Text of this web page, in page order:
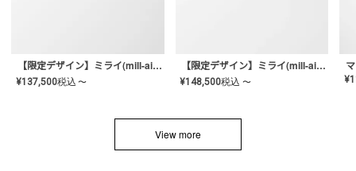
【限定デザイン】ミライ(mill-ai)リング
¥137,500税込 〜
【限定デザイン】ミライ(mill-ai)リング
¥148,500税込 〜 ¥
View more